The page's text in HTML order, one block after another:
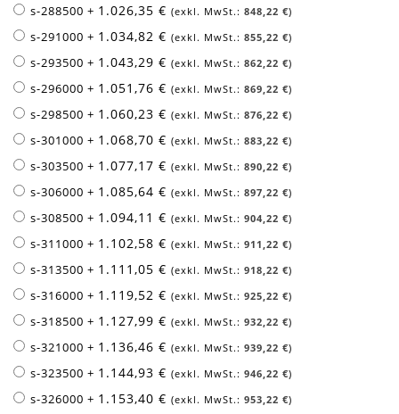
s-288500+ 1.026,35 € 848,22 €
s-291000+ 1.034,82 € 855,22 €
s-293500+ 1.043,29 € 862,22 €
s-296000+ 1.051,76 € 869,22 €
s-298500+ 1.060,23 € 876,22 €
s-301000+ 1.068,70 € 883,22 €
s-303500+ 1.077,17 € 890,22 €
s-306000+ 1.085,64 € 897,22 €
s-308500+ 1.094,11 € 904,22 €
s-311000+ 1.102,58 € 911,22 €
s-313500+ 1.111,05 € 918,22 €
s-316000+ 1.119,52 € 925,22 €
s-318500+ 1.127,99 € 932,22 €
s-321000+ 1.136,46 € 939,22 €
s-323500+ 1.144,93 € 946,22 €
s-326000+ 1.153,40 € 953,22 €